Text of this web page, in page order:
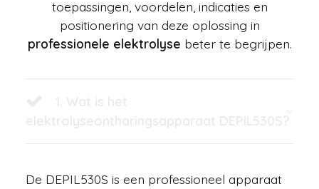
toepassingen, voordelen, indicaties en
positionering van deze oplossing in
professionele elektrolyse beter te begrijpen.
De DEPIL530S is een professioneel apparaat